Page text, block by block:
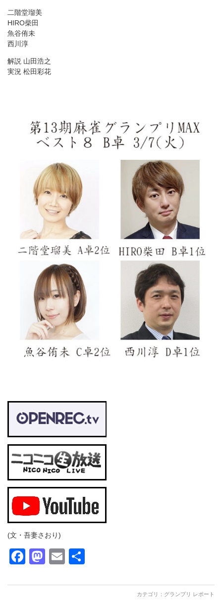
二階堂瑠美
HIRO柴田
魚谷侑未
西川淳
解説 山田浩之
実況 松田彩花
(文・吾妻さおり)
Facebook
Mastodon
Email
カテゴリ： グランプリ レポート